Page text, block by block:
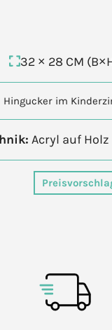
32 × 28 CM
im
Acryl auf Holz